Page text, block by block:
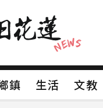
鎮 生活 文教
鎮 生活 文教